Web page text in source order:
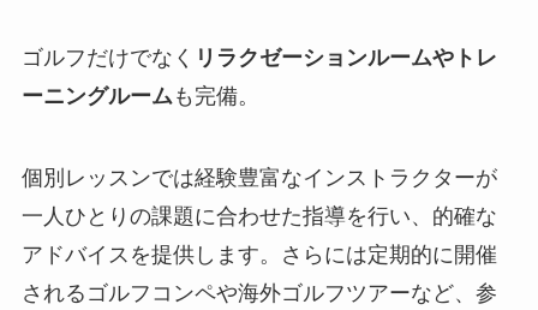
ゴルフだけでなく リラクゼーションルームやトレ
ーニングルーム も完備。
個別レッスンでは経験豊富なインストラクターが
一人ひとりの課題に合わせた指導を行い、的確な
アドバイスを提供します。さらには定期的に開催
されるゴルフコンペや海外ゴルフツアーなど、参